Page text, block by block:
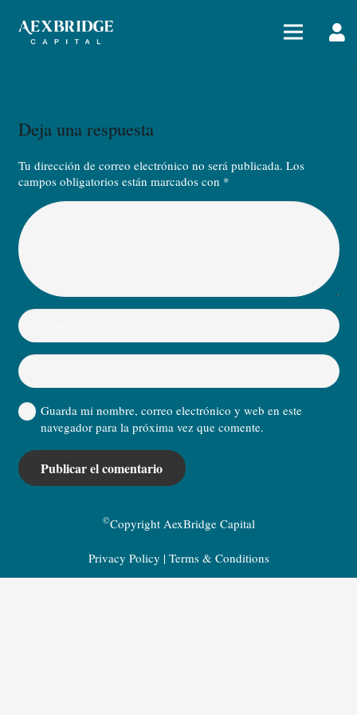
Deja una respuesta
Tu dirección de correo electrónico no será publicada. Los
campos obligatorios están marcados con *
Guarda mi nombre, correo electrónico y web en este
navegador para la próxima vez que comente.
Publicar el comentario
©Copyright AexBridge Capital
Privacy Policy | Terms & Conditions